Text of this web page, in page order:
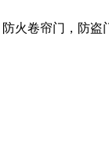
火卷帘门，防